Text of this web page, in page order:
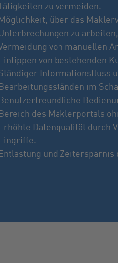
zu vermeiden.
Möglichkeit, über das
zu
von manuellen
Eintippen von bestehenden
Informationsfluss
Bearbeitungsständen im
Benutzerfreundliche
Bereich des Maklerportals
Erhöhte Datenqualität durch
Eingriffe.
Entlastung und